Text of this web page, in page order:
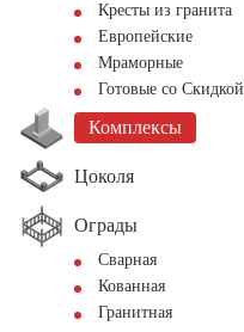
Кресты из гранита
Европейские
Мраморные
Готовые со Скидкой
Комплексы
Цоколя
Ограды
Сварная
Кованная
Гранитная